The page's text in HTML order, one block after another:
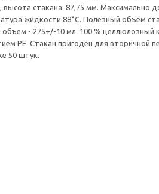
высота стакана: 87,75 мм. Максимально
жидкости 88°С. Полезный объем
- 275+/-10 мл. 100 % целлюлозный
PE. Стакан пригоден для вторичной
50 штук.